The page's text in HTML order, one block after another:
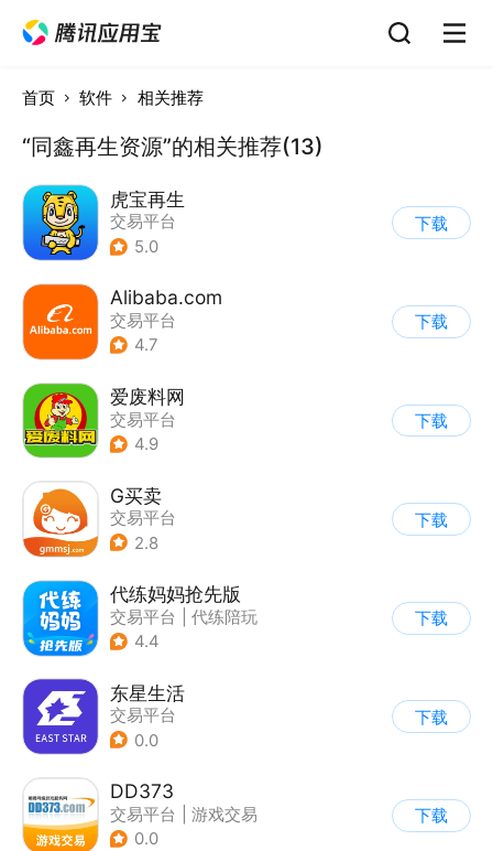
首页 软件 相关推荐
“同鑫再生资源”的相关推荐(13)
虎宝再生
交易平台
5.0
下载
Alibaba.com
交易平台
4.7
下载
爱废料网
交易平台
4.9
下载
G买卖
交易平台
2.8
下载
代练妈妈抢先版
交易平台
代练陪玩
4.4
下载
东星生活
交易平台
0.0
下载
DD373
交易平台
游戏交易
0.0
下载